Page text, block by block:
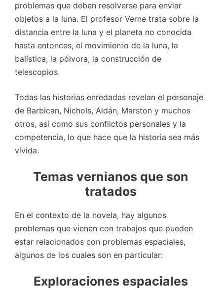
problemas que deben resolverse para enviar
objetos a la luna. El profesor Verne trata sobre la
distancia entre la luna y el planeta no conocida
hasta entonces, el movimiento de la luna, la
balística, la pólvora, la construcción de
telescopios.
Todas las historias enredadas revelan el personaje
de Barbican, Nichols, Aldán, Marston y muchos
otros, así como sus conflictos personales y la
competencia, lo que hace que la historia sea más
vívida.
Temas vernianos que son
tratados
En el contexto de la novela, hay algunos
problemas que vienen con trabajos que pueden
estar relacionados con problemas espaciales,
algunos de los cuales son en particular:
Exploraciones espaciales